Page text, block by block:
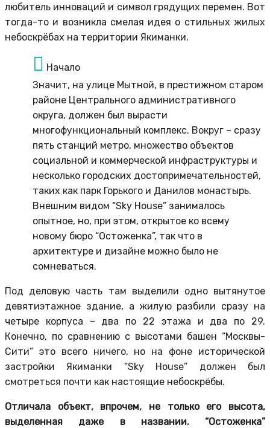
любитель инноваций и символ грядущих перемен. Вот
тогда-то и возникла смелая идея о стильных жилых
небоскрёбах на территории Якиманки.
Начало
Значит, на улице Мытной, в престижном старом
районе Центрального административного
округа, должен был вырасти
многофункциональный комплекс. Вокруг – сразу
пять станций метро, множество объектов
социальной и коммерческой инфраструктуры и
несколько городских достопримечательностей,
таких как парк Горького и Данилов монастырь.
Внешним видом “Sky House” занималось
опытное, но, при этом, открытое ко всему
новому бюро “Остоженка”, так что в
архитектуре и дизайне можно было не
сомневаться.
Под деловую часть там выделили одно вытянутое
девятиэтажное здание, а жилую разбили сразу на
четыре корпуса – два по 22 этажа и два по 29.
Конечно, по сравнению с высотами башен “Москвы-
Сити” это всего ничего, но на фоне исторической
застройки Якиманки “Sky House” должен был
смотреться почти как настоящие небоскрёбы.
Отличала объект, впрочем, не только его высота,
выделенная даже в названии. “Остоженка”